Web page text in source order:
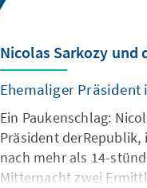
Nicolas Sarkozy und
Ehemaliger
Ein Paukenschlag:
Präsident
nach mehr als 14-
Mitternacht zwei